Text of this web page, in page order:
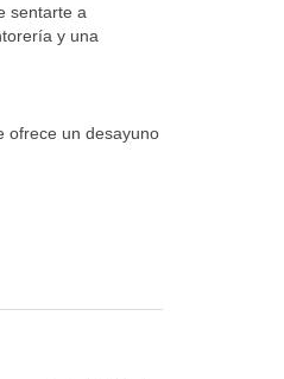
sentarte a
y una
ofrece un desayuno